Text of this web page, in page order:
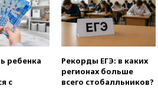
ребенка
с
Рекорды ЕГЭ: в каких
регионах больше
всего стобалльников?